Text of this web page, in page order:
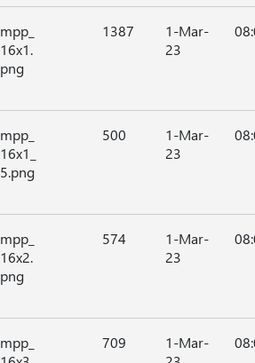
mpp_
16x1.
png
1387
1-Mar-
23
mpp_
16x1_
5.png
500
1-Mar-
23
mpp_
16x2.
png
574
1-Mar-
23
mpp_
709
1-Mar-